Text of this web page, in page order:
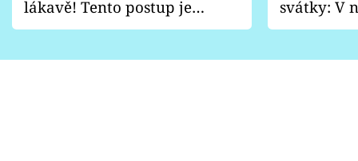
lákavě! Tento postup je
vhodný jen pro některé
svátky: V
pondělí